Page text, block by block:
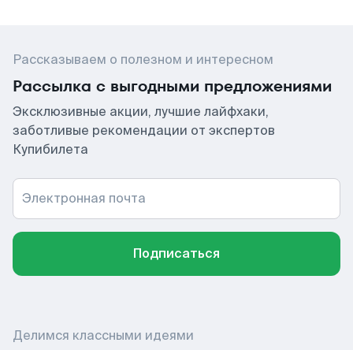
Рассказываем о полезном и интересном
Рассылка с выгодными предложениями
Эксклюзивные акции, лучшие лайфхаки,
заботливые рекомендации от экспертов
Купибилета
Электронная почта
Подписаться
Делимся классными идеями